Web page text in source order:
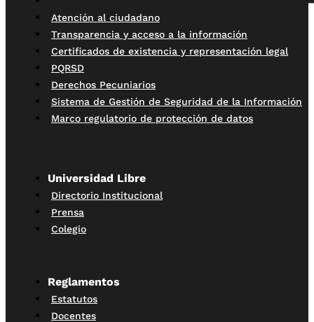
Atención al ciudadano
Transparencia y acceso a la información
Certificados de existencia y representación legal
PQRSD
Derechos Pecuniarios
Sistema de Gestión de Seguridad de la Información
Marco regulatorio de protección de datos
Universidad Libre
Directorio Institucional
Prensa
Colegio
Reglamentos
Estatutos
Docentes